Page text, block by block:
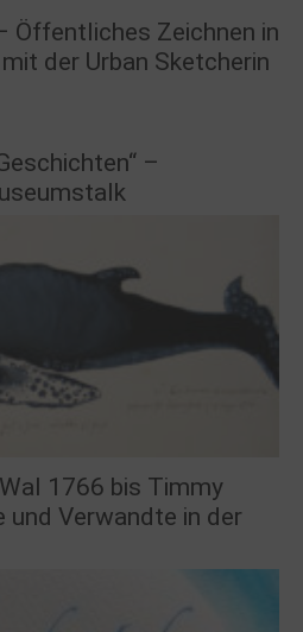
Öffentliches Zeichnen in
der Urban Sketcherin
–
1766 bis Timmy
Verwandte in der